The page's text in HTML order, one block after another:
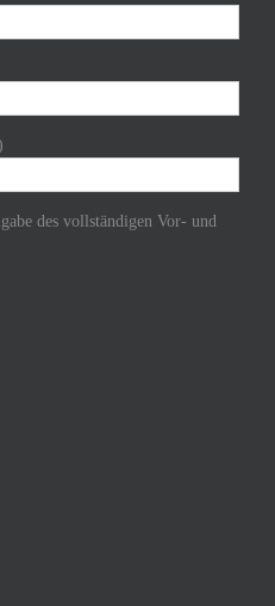
des vollständigen Vor- und